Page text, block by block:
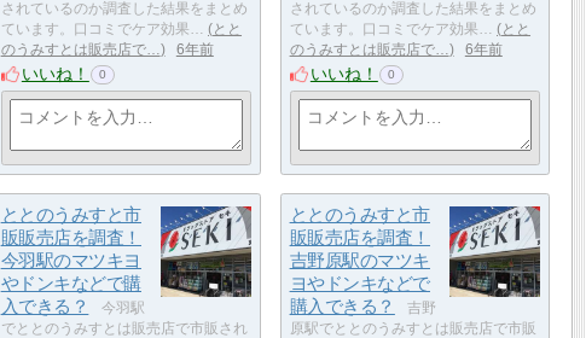
されているのか調査した結果をまとめ
ています。口コミでケア効果…
とと
のうみすとは販売店で…
6年前
いいね！ 0
されているのか調査した結果をまとめ
ています。口コミでケア効果…
とと
のうみすとは販売店で…
6年前
いいね！ 0
ととのうみすと市
販販売店を調査！
今羽駅のマツキヨ
やドンキなどで購
入できる？
今羽駅
でととのうみすとは販売店で市販され
ととのうみすと市
販販売店を調査！
吉野原駅のマツキ
ヨやドンキなどで
購入できる？
吉野
原駅でととのうみすとは販売店で市販